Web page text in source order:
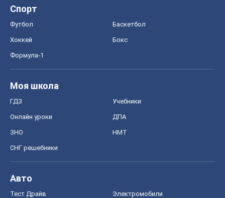
Спорт
Футбол Баскетбол
Хоккей Бокс
Формула-1
Моя школа
ГДЗ Учебники
Онлайн уроки ДПА
ЗНО НМТ
СНГ решебники
Авто
Тест Драйв Электромобили